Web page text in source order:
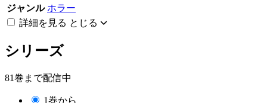
ジャンル ホラー
詳細を見る とじる
シリーズ
81巻まで配信中
1巻から